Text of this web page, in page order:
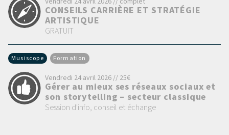
CONSEILS CARRIÈRE ET STRATÉGIE
ARTISTIQUE
GRATUIT
Musiscope Formation
Vendredi 24 avril 2026 // 25€
Gérer au mieux ses réseaux sociaux et
son storytelling – secteur classique
Session d'info, conseil et échange